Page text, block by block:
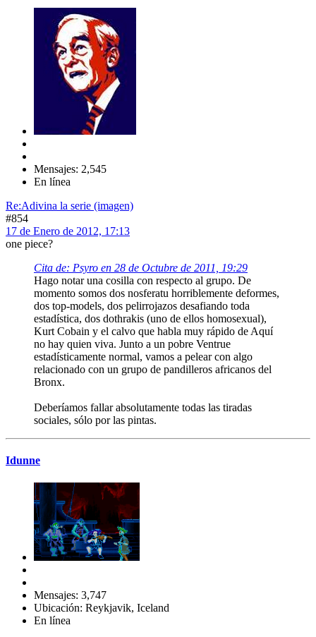
Mensajes: 2,545
En línea
Re:Adivina la serie (imagen)
#854
17 de Enero de 2012, 17:13
one piece?
Cita de: Psyro en 28 de Octubre de 2011, 19:29
Hago notar una cosilla con respecto al grupo. De
momento somos dos nosferatu horriblemente deformes,
dos top-models, dos pelirrojazos desafiando toda
estadística, dos dothrakis (uno de ellos homosexual),
Kurt Cobain y el calvo que habla muy rápido de Aquí
no hay quien viva. Junto a un pobre Ventrue
estadísticamente normal, vamos a pelear con algo
relacionado con un grupo de pandilleros africanos del
Bronx.
Deberíamos fallar absolutamente todas las tiradas
sociales, sólo por las pintas.
Idunne
Mensajes: 3,747
Ubicación: Reykjavik, Iceland
En línea